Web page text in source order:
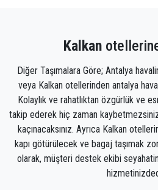
hazır olacak. Kalkan'da
Ekibimiz, zamanında
edilmenizi ve Antalya'daki
keyifli bir şekilde
profesyoneller olduğundan,
olan deneyiminiz olağanüstü
Müşterilerimize Kalkan'da
Kalkan
Diğer Taşımalara Göre; Antalya
veya Kalkan otellerinden antalya
Kolaylık ve rahatlıktan özgürlük ve
takip ederek hiç zaman
kaçınacaksınız. Ayrıca Kalkan
kapı götürülecek ve bagaj taşımak
olarak, müşteri destek ekibi